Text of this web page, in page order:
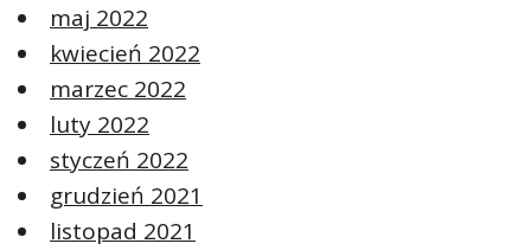
maj 2022
kwiecień 2022
marzec 2022
luty 2022
styczeń 2022
grudzień 2021
listopad 2021